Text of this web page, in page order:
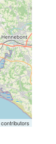
contributors